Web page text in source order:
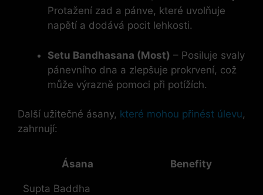
Protažení zad a pánve, které uvolňuje
napětí a dodává pocit lehkosti.
Setu Bandhasana (Most) – Posiluje svaly
pánevního dna a zlepšuje prokrvení, což
může výrazně pomoci při potížích.
Další užitečné ásany, které mohou přinést úlevu,
zahrnují:
Ásana Benefity
Supta Baddha